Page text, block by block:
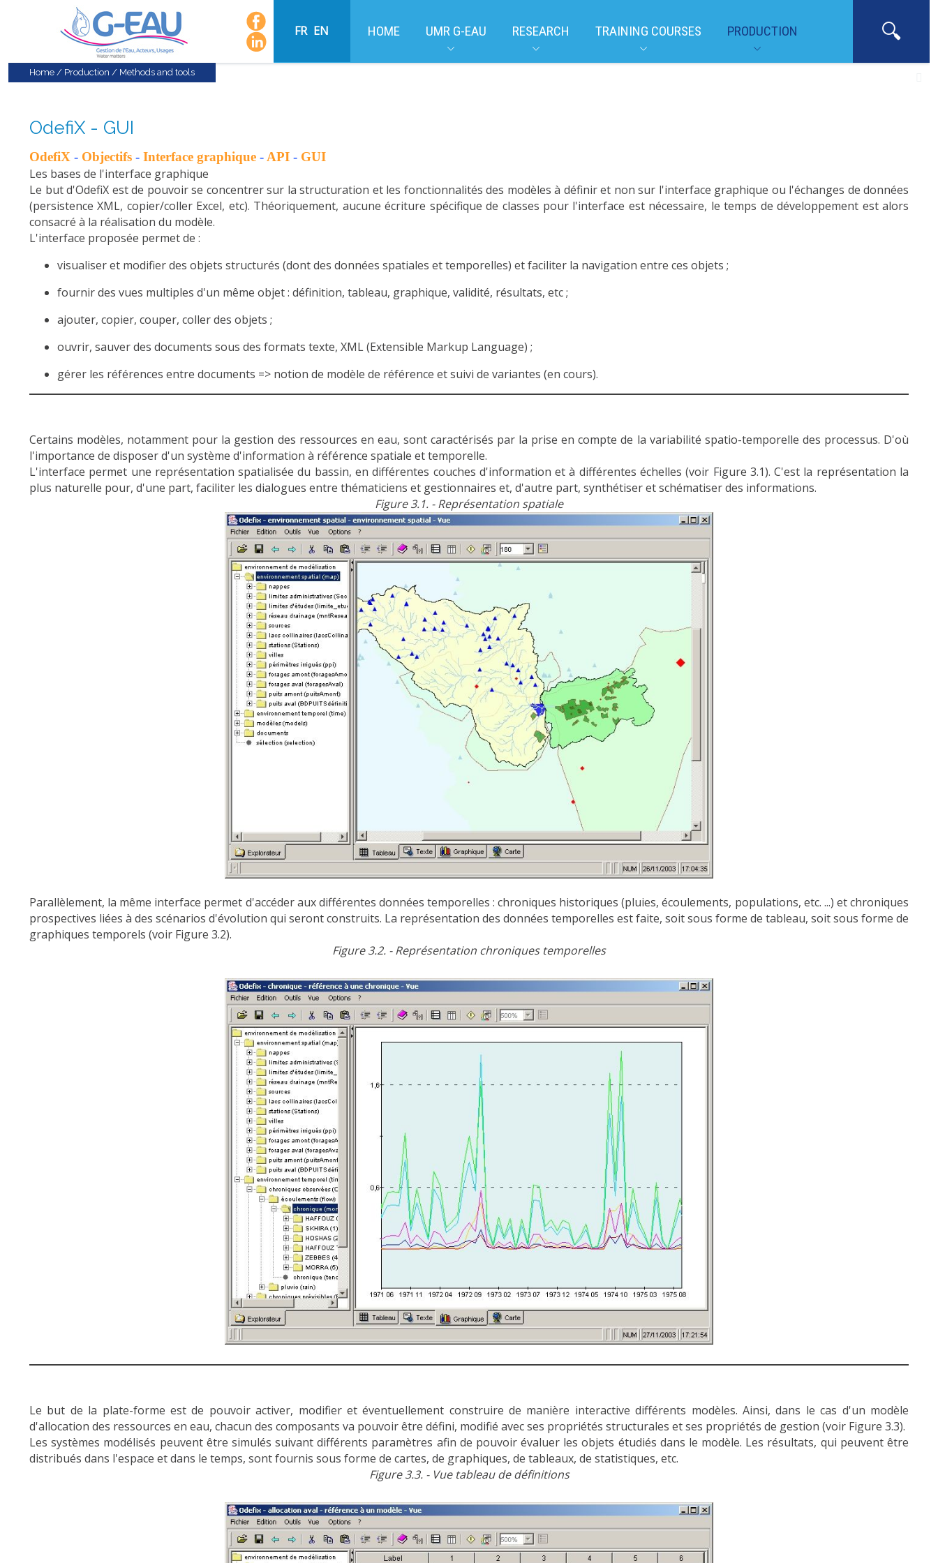
FR EN HOME UMR G-EAU RESEARCH TRAINING COURSES PRODUCTION
Home / Production / Methods and tools
OdefiX - GUI
OdefiX - Objectifs - Interface graphique - API - GUI
Les bases de l'interface graphique
Le but d'OdefiX est de pouvoir se concentrer sur la structuration et les fonctionnalités des modèles à définir et non sur l'interface graphique ou l'échanges de données
(persistence XML, copier/coller Excel, etc). Théoriquement, aucune écriture spécifique de classes pour l'interface est nécessaire, le temps de développement est alors
consacré à la réalisation du modèle.
L'interface proposée permet de :
visualiser et modifier des objets structurés (dont des données spatiales et temporelles) et faciliter la navigation entre ces objets ;
fournir des vues multiples d'un même objet : définition, tableau, graphique, validité, résultats, etc ;
ajouter, copier, couper, coller des objets ;
ouvrir, sauver des documents sous des formats texte, XML (Extensible Markup Language) ;
gérer les références entre documents => notion de modèle de référence et suivi de variantes (en cours).
Certains modèles, notamment pour la gestion des ressources en eau, sont caractérisés par la prise en compte de la variabilité spatio-temporelle des processus. D'où
l'importance de disposer d'un système d'information à référence spatiale et temporelle.
L'interface permet une représentation spatialisée du bassin, en différentes couches d'information et à différentes échelles (voir Figure 3.1). C'est la représentation la
plus naturelle pour, d'une part, faciliter les dialogues entre thématiciens et gestionnaires et, d'autre part, synthétiser et schématiser des informations.
Figure 3.1. - Représentation spatiale
Parallèlement, la même interface permet d'accéder aux différentes données temporelles : chroniques historiques (pluies, écoulements, populations, etc. ...) et chroniques
prospectives liées à des scénarios d'évolution qui seront construits. La représentation des données temporelles est faite, soit sous forme de tableau, soit sous forme de
graphiques temporels (voir Figure 3.2).
Figure 3.2. - Représentation chroniques temporelles
Le but de la plate-forme est de pouvoir activer, modifier et éventuellement construire de manière interactive différents modèles. Ainsi, dans le cas d'un modèle
d'allocation des ressources en eau, chacun des composants va pouvoir être défini, modifié avec ses propriétés structurales et ses propriétés de gestion (voir Figure 3.3).
Les systèmes modélisés peuvent être simulés suivant différents paramètres afin de pouvoir évaluer les objets étudiés dans le modèle. Les résultats, qui peuvent être
distribués dans l'espace et dans le temps, sont fournis sous forme de cartes, de graphiques, de tableaux, de statistiques, etc.
Figure 3.3. - Vue tableau de définitions